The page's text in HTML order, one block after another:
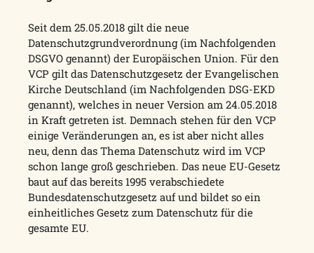
Seit dem 25.05.2018 gilt die neue
Datenschutzgrundverordnung (im Nachfolgenden
DSGVO genannt) der Europäischen Union. Für den
VCP gilt das Datenschutzgesetz der Evangelischen
Kirche Deutschland (im Nachfolgenden DSG-EKD
genannt), welches in neuer Version am 24.05.2018
in Kraft getreten ist. Demnach stehen für den VCP
einige Veränderungen an, es ist aber nicht alles
neu, denn das Thema Datenschutz wird im VCP
schon lange groß geschrieben. Das neue EU-Gesetz
baut auf das bereits 1995 verabschiedete
Bundesdatenschutzgesetz auf und bildet so ein
einheitliches Gesetz zum Datenschutz für die
gesamte EU.